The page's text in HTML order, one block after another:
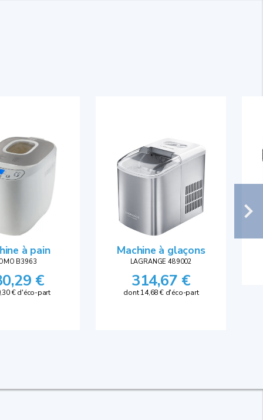
à pain
B3963
€
€ d'éco-part
Machine à glaçons
LAGRANGE 489002
314,67 €
dont 14,68 € d'éco-part